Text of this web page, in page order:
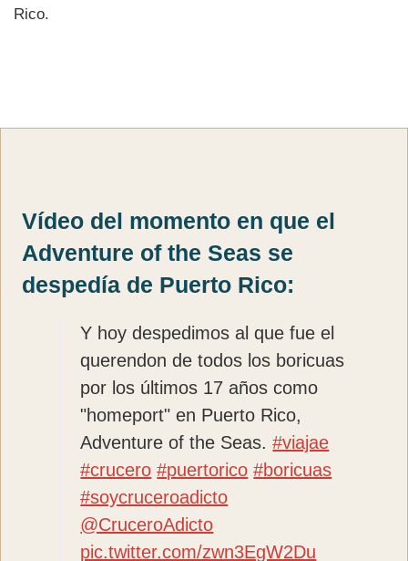
Rico.
Vídeo del momento en que el
Adventure of the Seas se
despedía de Puerto Rico:
Y hoy despedimos al que fue el
querendon de todos los boricuas
por los últimos 17 años como
"homeport" en Puerto Rico,
Adventure of the Seas.#viajae
#crucero #puertorico #boricuas
#soycruceroadicto
@CruceroAdicto
pic.twitter.com/zwn3EgW2Du